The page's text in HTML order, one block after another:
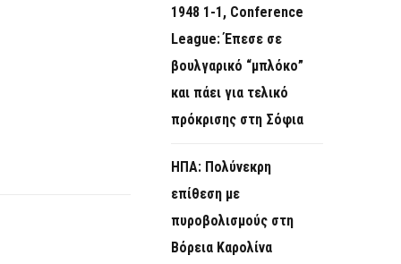
1948 1-1, Conference
League: Έπεσε σε
βουλγαρικό “μπλόκο”
και πάει για τελικό
πρόκρισης στη Σόφια
ΗΠΑ: Πολύνεκρη
επίθεση με
πυροβολισμούς στη
Βόρεια Καρολίνα